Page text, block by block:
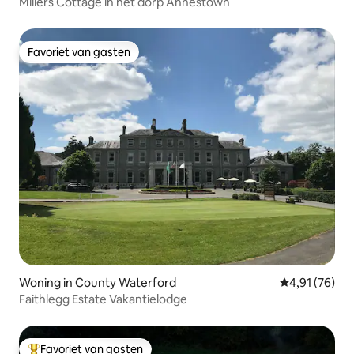
Favoriet van gasten
Favoriet van gasten
Woning in County Waterford Gemiddelde
4,91 (76)
Faithlegg Estate Vakantielodge
Favoriet van gasten